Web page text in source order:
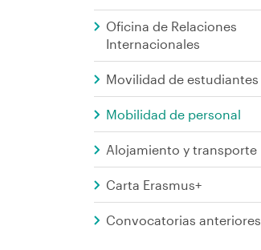
Oficina de Relaciones
Internacionales
Movilidad de estudiantes
Mobilidad de personal
Alojamiento y transporte
Carta Erasmus+
Convocatorias anteriores